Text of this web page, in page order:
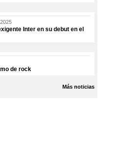
Inter en su debut en el
de rock
Más noticias